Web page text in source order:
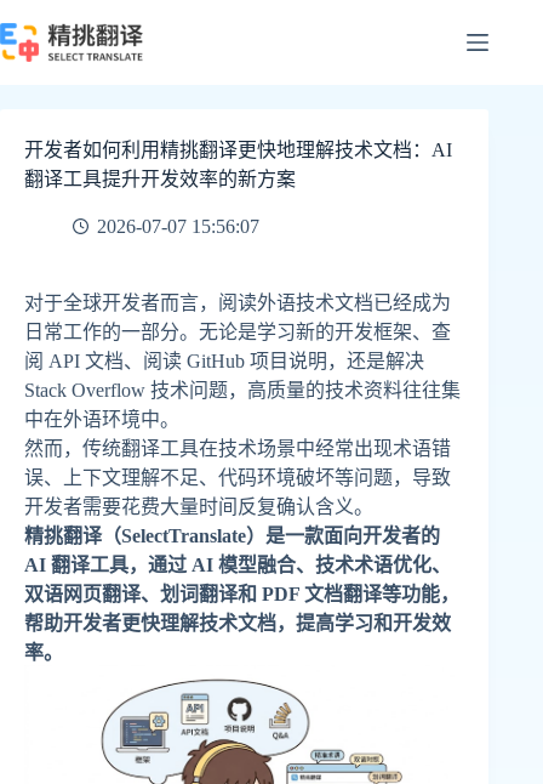
至
开发者如何利用精挑翻译更快地理解技术文档：AI
翻译工具提升开发效率的新方案
2026-07-07 15:56:07
对于全球开发者而言，阅读外语技术文档已经成为
日常工作的一部分。无论是学习新的开发框架、查
阅 API 文档、阅读 GitHub 项目说明，还是解决
Stack Overflow 技术问题，高质量的技术资料往往集
中在外语环境中。
然而，传统翻译工具在技术场景中经常出现术语错
误、上下文理解不足、代码环境破坏等问题，导致
开发者需要花费大量时间反复确认含义。
精挑翻译（SelectTranslate）是一款面向开发者的
AI 翻译工具，通过 AI 模型融合、技术术语优化、
双语网页翻译、划词翻译和 PDF 文档翻译等功能，
帮助开发者更快理解技术文档，提高学习和开发效
率。